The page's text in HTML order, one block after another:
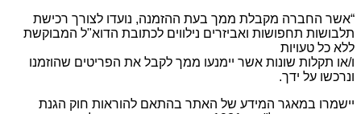
“אשר החברה מקבלת ממך בעת ההזמנה, נועדו לצורך רכישת
תלבושות תחפושות ואביזרים נילווים לכתובת הדוא"ל המבוקשת
ללא כל טעויות
ו/או תקלות שונות אשר יימנעו ממך לקבל את הפריטים שהוזמנו
ונרכשו על ידך.
יישמרו במאגר המידע של האתר בהתאם להוראות חוק הגנת